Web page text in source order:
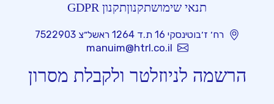
תנאי שימושתקנוןתקנון GDPR
רח׳ ז׳בוטינסקי 16 ת.ד 1264 ראשל״צ 7522903
manuim@htrl.co.il
הרשמה לניוזלטר ולקבלת מסרון